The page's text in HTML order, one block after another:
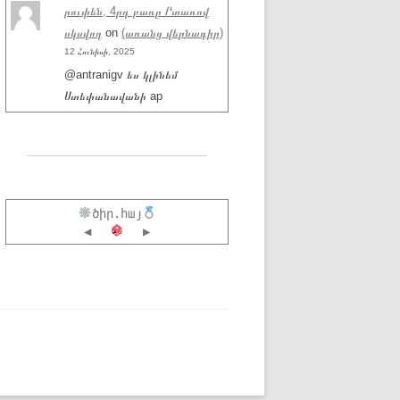
րուփեն, 4րդ բառը Րտառով
սկսվող on (առանց վերնագիր)
12 Հունիսի, 2025
@antranigv ես կլինեմ
Ստեփանավանի ap
ծիր.հայ
◀
▶